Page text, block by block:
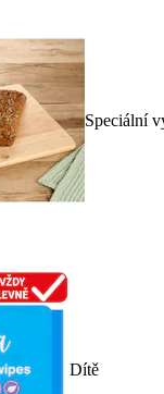
Speciální
Dítě